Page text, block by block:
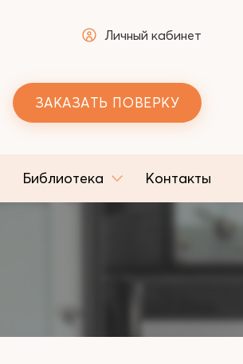
Личный кабинет
ЗАКАЗАТЬ ПОВЕРКУ
Библиотека Контакты